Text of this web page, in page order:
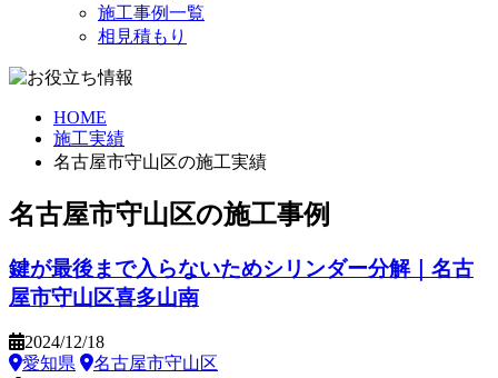
施工事例一覧
相見積もり
HOME
施工実績
名古屋市守山区の施工実績
名古屋市守山区の施工事例
鍵が最後まで入らないためシリンダー分解｜名古
屋市守山区喜多山南
2024/12/18
愛知県
名古屋市守山区